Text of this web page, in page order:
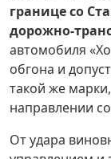
границе со
дорожно-
автомобиля
обгона и
такой же
направлении
От удара